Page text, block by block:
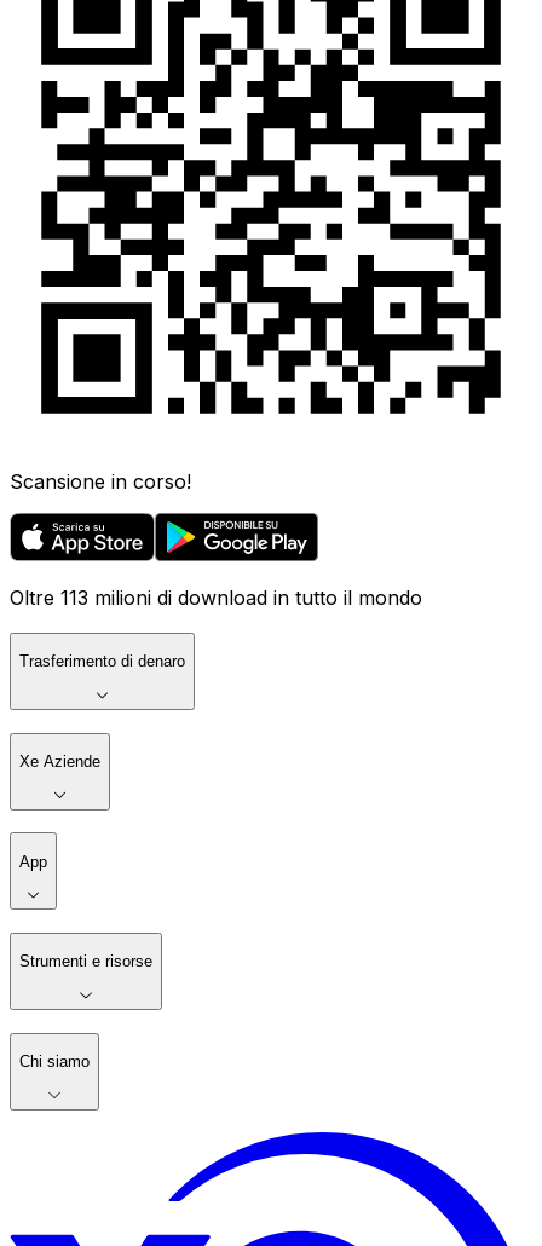
Scansione in corso!
Oltre 113 milioni di download in tutto il mondo
Trasferimento di denaro
Xe Aziende
App
Strumenti e risorse
Chi siamo